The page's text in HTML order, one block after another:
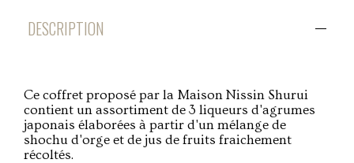
DESCRIPTION
Ce coffret proposé par la Maison Nissin Shurui
contient un assortiment de 3 liqueurs d'agrumes
japonais élaborées à partir d'un mélange de
shochu d'orge et de jus de fruits fraichement
récoltés.